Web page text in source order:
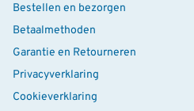
Bestellen en bezorgen
Betaalmethoden
Garantie en Retourneren
Privacyverklaring
Cookieverklaring